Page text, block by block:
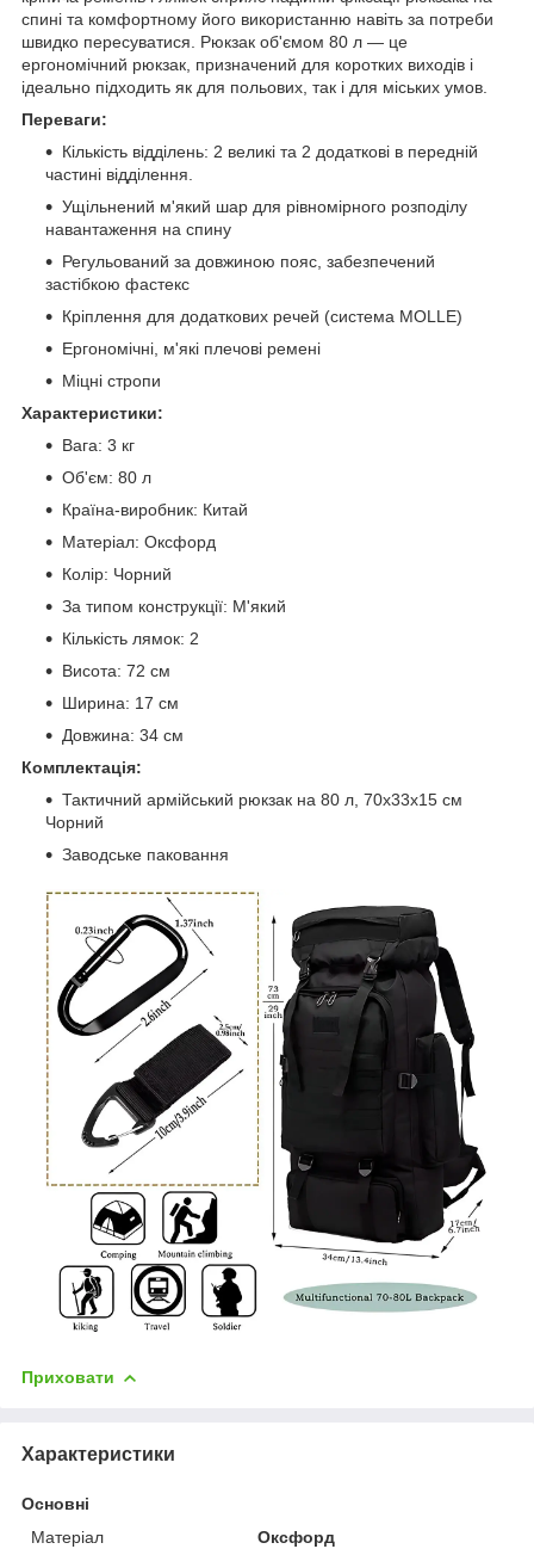
спині та комфортному його використанню навіть за потреби
швидко пересуватися. Рюкзак об'ємом 80 л — це
ергономічний рюкзак, призначений для коротких виходів і
ідеально підходить як для польових, так і для міських умов.
Переваги:
Кількість відділень: 2 великі та 2 додаткові в передній
частині відділення.
Ущільнений м'який шар для рівномірного розподілу
навантаження на спину
Регульований за довжиною пояс, забезпечений
застібкою фастекс
Кріплення для додаткових речей (система MOLLE)
Ергономічні, м'які плечові ремені
Міцні стропи
Характеристики:
Вага: 3 кг
Об'єм: 80 л
Країна-виробник: Китай
Матеріал: Оксфорд
Колір: Чорний
За типом конструкції: М'який
Кількість лямок: 2
Висота: 72 см
Ширина: 17 см
Довжина: 34 см
Комплектація:
Тактичний армійський рюкзак на 80 л, 70x33x15 см
Чорний
Заводське паковання
Приховати
Характеристики
Основні
Матеріал
Оксфорд